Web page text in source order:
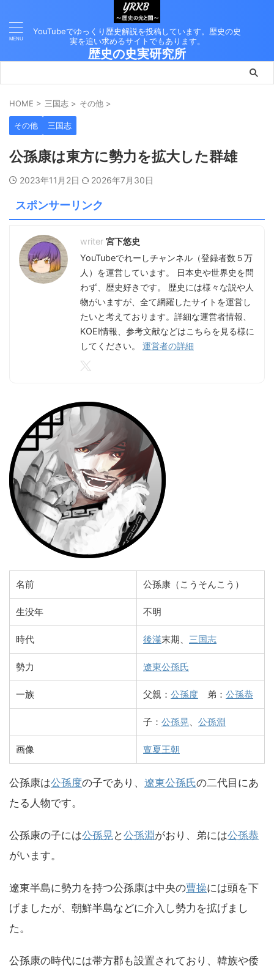
YouTubeでゆっくり歴史解説を投稿しています。歴史の史
実を追い求めるサイトでもあります。
歴史の史実研究所
HOME > 三国志 > その他 >
その他 三国志
公孫康は東方に勢力を拡大した群雄
2023年11月2日 2026年7月30日
スポンサーリンク
宮下悠史
YouTubeでれーしチャンネル（登録者数５万
人）を運営しています。 日本史や世界史を問
わず、歴史好きです。 歴史には様々な説や人
物がいますが、全て網羅したサイトを運営し
たいと考えております。詳細な運営者情報、
KOEI情報、参考文献などはこちらを見る様に
してください。 運営者の詳細
名前 公孫康（こうそんこう）
生没年 不明
時代 後漢末期、 三国志
勢力 遼東公孫氏
一族 父親： 公孫度 弟： 公孫恭
子： 公孫晃、 公孫淵
画像 亶夏王朝
公孫康は公孫度の子であり、 遼東公孫氏の二代目にあ
たる人物です。
公孫康の子には公孫晃 と公孫淵がおり、弟には公孫恭
がいます。
遼東半島に勢力を持つ公孫康は中央の曹操には頭を下
げましたが、朝鮮半島などに介入し勢力を拡げまし
た。
公孫康の時代には帯方郡も設置されており、韓族や倭